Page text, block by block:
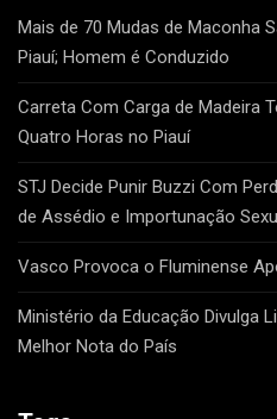
Mais de 70 Mudas de Maconha
Piauí; Homem é Conduzido
Carreta Com Carga de Madeira
Quatro Horas no Piauí
STJ Decide Punir Buzzi Com
de Assédio e Importunação
Vasco Provoca o Fluminense
Ministério da Educação Divulga
Melhor Nota do País